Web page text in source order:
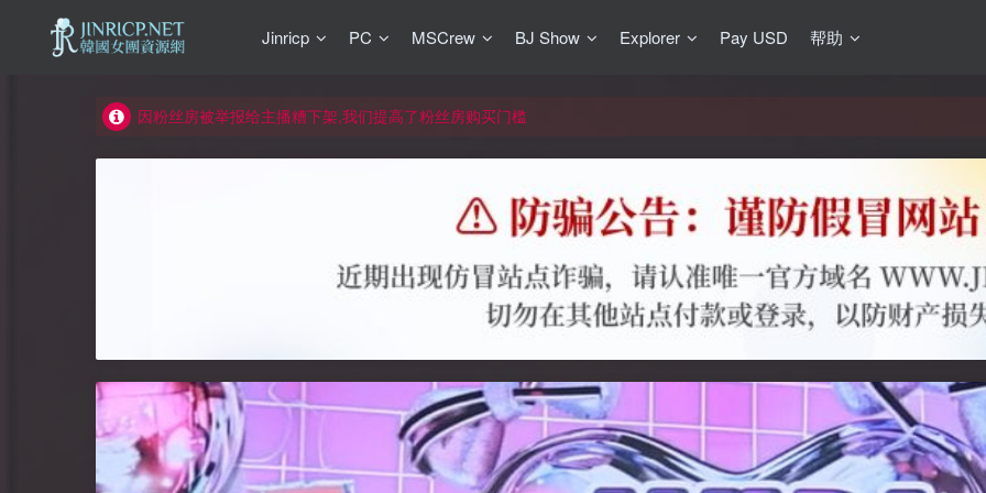
Jinricp PC MSCrew BJ Show Explorer Pay USD 帮助
如何获得 Jinricp.net 网站邀请码
因粉丝房被举报给主播糟下架,我们提高了粉丝房购买门槛
所有ED2K链接仅支持115网盘/PikPak网盘，其它网盘均不支持
正版声明: 警惕盗版网站冒充 Jinricp.net [20260605更新]